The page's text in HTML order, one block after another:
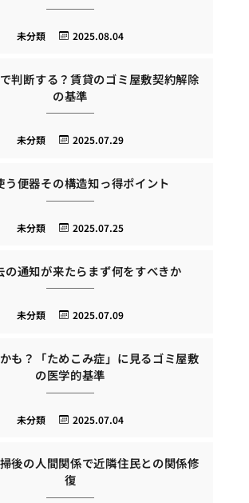
2025.08.04
未分類
判断する？賃貸のゴミ屋敷契約解除
の基準
2025.07.29
未分類
う便器その構造知っ得ポイント
2025.07.25
未分類
の通知が来たらまず何をすべきか
2025.07.09
未分類
も？「ためこみ症」に見るゴミ屋敷
の医学的基準
2025.07.04
未分類
後の人間関係で近隣住民との関係修
復